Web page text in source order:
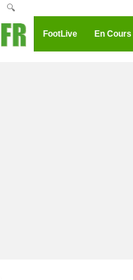
🔍
FootLive En Cours